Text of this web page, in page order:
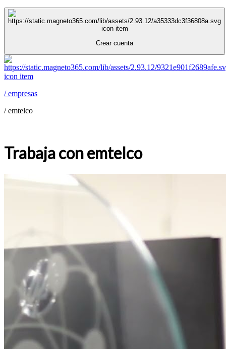
Crear cuenta
/empresas
/emtelco
Trabaja con emtelco